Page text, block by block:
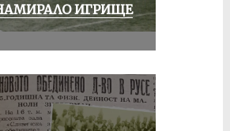
НАМИРАЛО ИГРИЩЕ